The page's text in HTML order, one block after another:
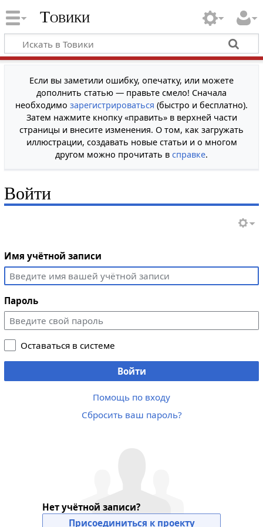
Товики
Если вы заметили ошибку, опечатку, или можете
дополнить статью — правьте смело! Сначала
необходимо зарегистрироваться (быстро и бесплатно).
Затем нажмите кнопку «править» в верхней части
страницы и внесите изменения. О том, как загружать
иллюстрации, создавать новые статьи и о многом
другом можно прочитать в справке.
Войти
Имя учётной записи
Пароль
Оставаться в системе
Войти
Помощь по входу
Сбросить ваш пароль?
Нет учётной записи?
Присоединиться к проекту